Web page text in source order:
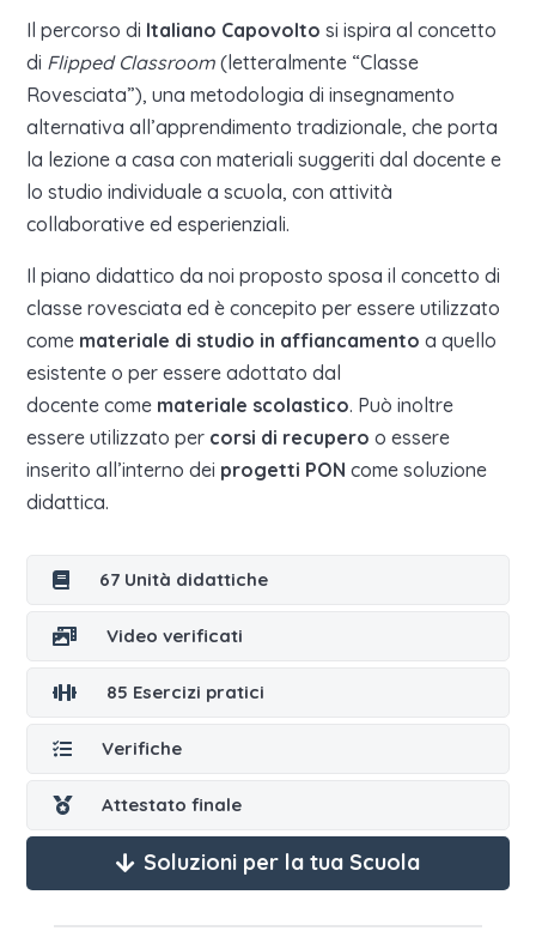
Il percorso di Italiano Capovolto si ispira al concetto
di Flipped Classroom (letteralmente “Classe
Rovesciata”), una metodologia di insegnamento
alternativa all’apprendimento tradizionale, che porta
la lezione a casa con materiali suggeriti dal docente e
lo studio individuale a scuola, con attività
collaborative ed esperienziali.
Il piano didattico da noi proposto sposa il concetto di
classe rovesciata ed è concepito per essere utilizzato
come materiale di studio in affiancamento a quello
esistente o per essere adottato dal
docente come materiale scolastico. Può inoltre
essere utilizzato per corsi di recupero o essere
inserito all’interno dei progetti PON come soluzione
didattica.
 67 Unità didattiche
 Video verificati
 85 Esercizi pratici
 Verifiche
 Attestato finale
Soluzioni per la tua Scuola